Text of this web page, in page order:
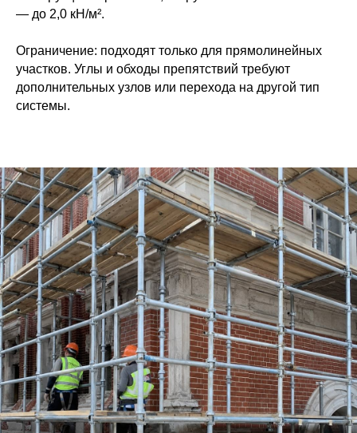
— до 2,0 кН/м².
Ограничение: подходят только для прямолинейных
участков. Углы и обходы препятствий требуют
дополнительных узлов или перехода на другой тип
системы.